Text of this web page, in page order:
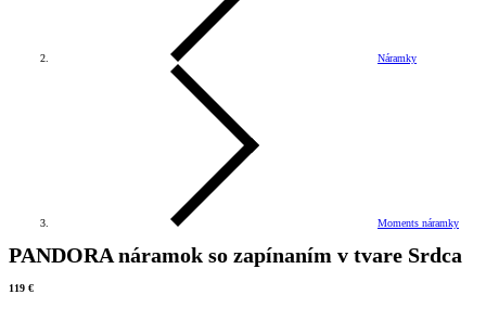
Náramky
Moments náramky
PANDORA náramok so zapínaním v tvare Srdca
119 €